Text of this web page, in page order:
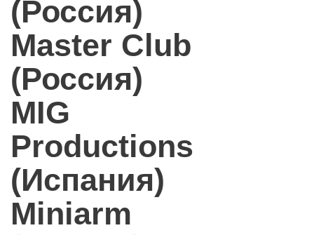
(Россия)
Master Club
(Россия)
MIG
Productions
(Испания)
Miniarm